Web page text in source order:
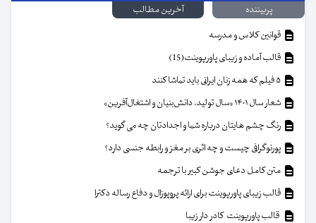
پربیننده
آخرین مطالب
قوانین کلاس و مدرسه
قالب آماده و زیبای پاورپوینت(15)
شعار سال ۱۴۰۱ «سال تولید، دانش‌بنیان و اشتغال‌آفرین»
رنگ چشم هایتان درباره شما و اجدادتان چه می گوید؟
پورنوگرافی چیست و چه اثری بر مغز و رابطه جنسی دارد؟
متن کامل دعای جوشن کبیر با ترجمه
قالب زیبای پاورپوینت برای ارائه پروپوزال و دفاع رساله دکترا
قالب پاورپوینت کادر دار زیبا